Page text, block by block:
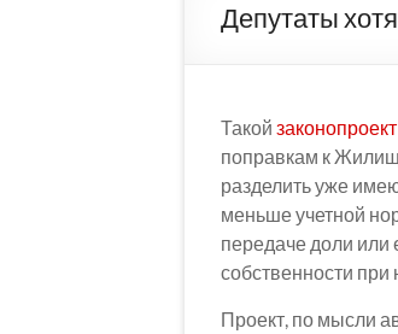
Депутаты
Такой законопроект
поправкам к
разделить уже
меньше учетной
передаче доли или
собственности
Проект, по мысли